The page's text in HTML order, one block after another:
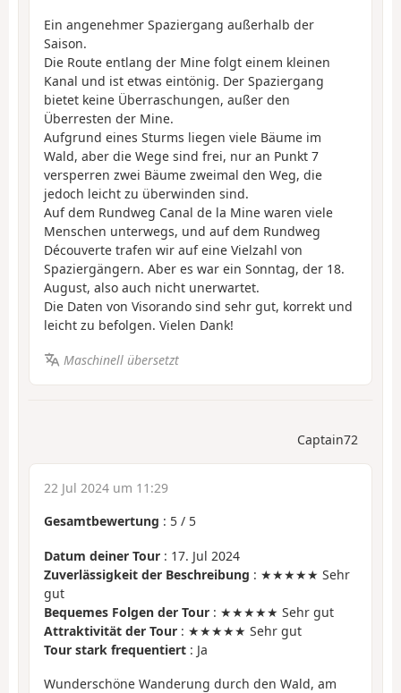
Ein angenehmer Spaziergang außerhalb der
Saison.
Die Route entlang der Mine folgt einem kleinen
Kanal und ist etwas eintönig. Der Spaziergang
bietet keine Überraschungen, außer den
Überresten der Mine.
Aufgrund eines Sturms liegen viele Bäume im
Wald, aber die Wege sind frei, nur an Punkt 7
versperren zwei Bäume zweimal den Weg, die
jedoch leicht zu überwinden sind.
Auf dem Rundweg Canal de la Mine waren viele
Menschen unterwegs, und auf dem Rundweg
Découverte trafen wir auf eine Vielzahl von
Spaziergängern. Aber es war ein Sonntag, der 18.
August, also auch nicht unerwartet.
Die Daten von Visorando sind sehr gut, korrekt und
leicht zu befolgen. Vielen Dank!
Maschinell übersetzt
Captain72
22 Jul 2024 um 11:29
Gesamtbewertung : 5 / 5
Datum deiner Tour : 17. Jul 2024
Zuverlässigkeit der Beschreibung : ★★★★★ Sehr
gut
Bequemes Folgen der Tour : ★★★★★ Sehr gut
Attraktivität der Tour : ★★★★★ Sehr gut
Tour stark frequentiert : Ja
Wunderschöne Wanderung durch den Wald, am